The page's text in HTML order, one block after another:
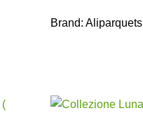
Brand: Aliparquets